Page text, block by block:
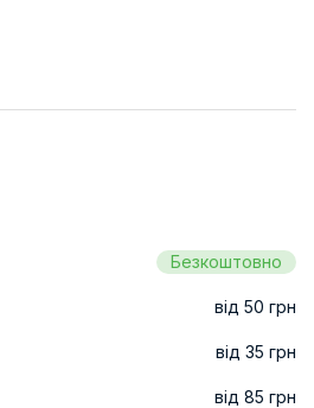
Безкоштовно
від 50 грн
від 35 грн
від 85 грн